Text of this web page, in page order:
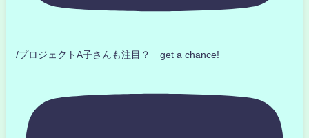
/プロジェクトA子さんも注目？ get a chance!